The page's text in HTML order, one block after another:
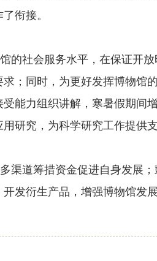
衔接。
社会服务水平，在保证开放
；同时，为更好发挥博物馆
能力组织讲解，寒暑假期间
研究，为科学研究工作提供
道筹措资金促进自身发展；
发衍生产品，增强博物馆发